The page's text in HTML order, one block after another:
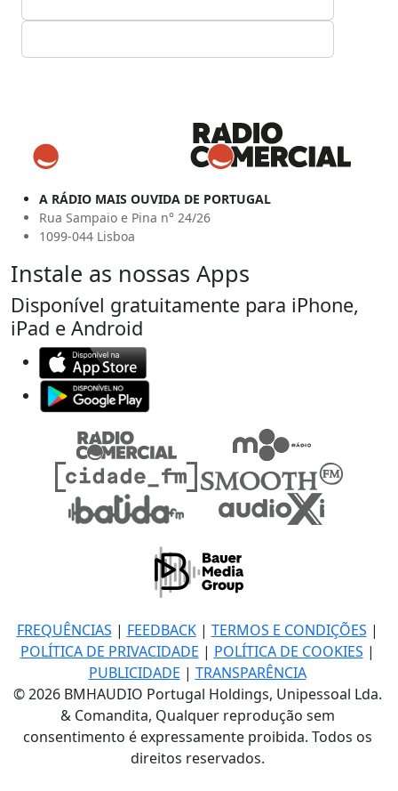
A RÁDIO MAIS OUVIDA DE PORTUGAL
Rua Sampaio e Pina n° 24/26
1099-044 Lisboa
Instale as nossas Apps
Disponível gratuitamente para iPhone,
iPad e Android
FREQUÊNCIAS | FEEDBACK| TERMOS E CONDIÇÕES |
POLÍTICA DE PRIVACIDADE | POLÍTICA DE COOKIES |
PUBLICIDADE | TRANSPARÊNCIA
© 2026 BMHAUDIO Portugal Holdings, Unipessoal Lda.
& Comandita, Qualquer reprodução sem
consentimento é expressamente proibida. Todos os
direitos reservados.